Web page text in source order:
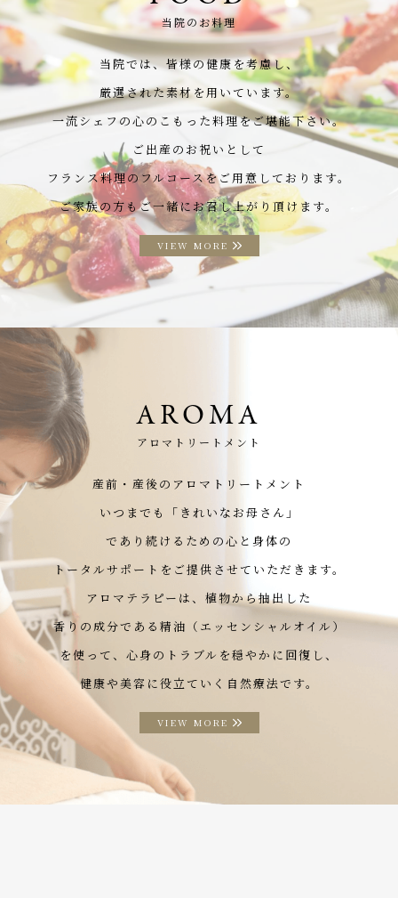
当院のお料理
当院では、皆様の健康を考慮し、
厳選された素材を用いています。
一流シェフの心のこもった料理をご堪能下さい。
ご出産のお祝いとして
フランス料理のフルコースをご用意しております。
ご家族の方もご一緒にお召し上がり頂けます。
VIEW MORE
AROMA
アロマトリートメント
産前・産後のアロマトリートメント
いつまでも「きれいなお母さん」
であり続けるための心と身体の
トータルサポートをご提供させていただきます。
アロマテラピーは、植物から抽出した
香りの成分である精油（エッセンシャルオイル）
を使って、心身のトラブルを穏やかに回復し、
健康や美容に役立ていく自然療法です。
VIEW MORE